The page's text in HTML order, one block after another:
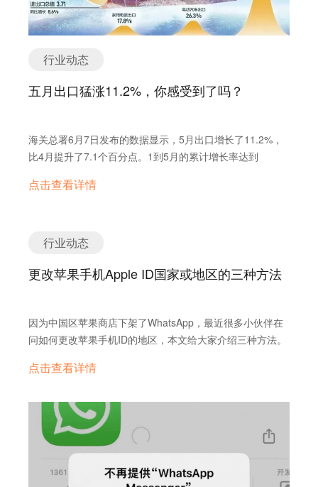
信任和订单转化。询盘云DeepSeek企业知识库确保了知识
库内容的实时更新与过时信息的归档，让销售团队始终掌握
知识管理上，鑫海始终保持敏捷性。基于与询盘云的长期合
助手，进一步优化了销售人员与国外客户的沟通效率。 “国
介绍，“我们的客服每天有60%的时间用于支持销售，而其
中80%的问题其实是重复的，且有标准答案。” AI助手的引
入彻底改变了这一模式。如今，销售人员通过“销售充电
选中文本调起工具栏，写邮件/写帖子/生成回复消息/翻译/总
与国外客户的沟通中。销售人员检索知识的时间从日均45分
深销售的经验转化为标准化答案，帮助新手销售更专业地应
对国外客户咨询，从而提升订单转化率。 对话秒变档案，告
别繁琐录入，智能提速，省时省力 数据显示，AI助手上线
后，知识库搜索精准度达到90%，客服人力成本节省11%。
示：“未来，我们希望销售人员遇到任何问题都能先问AI助
手，进一步提升与国外客户的沟通效率。” …
行业动态
五月出口猛涨11.2%，你感受到了吗？
海关总署6月7日发布的数据显示，5月出口增长了11.2%，
比4月提升了7.1个百分点。1到5月的累计增长率达到
点击查看详情
行业动态
更改苹果手机Apple ID国家或地区的三种方法
因为中国区苹果商店下架了WhatsApp，最近很多小伙伴在
问如何更改苹果手机ID的地区，本文给大家介绍三种方法。
点击查看详情